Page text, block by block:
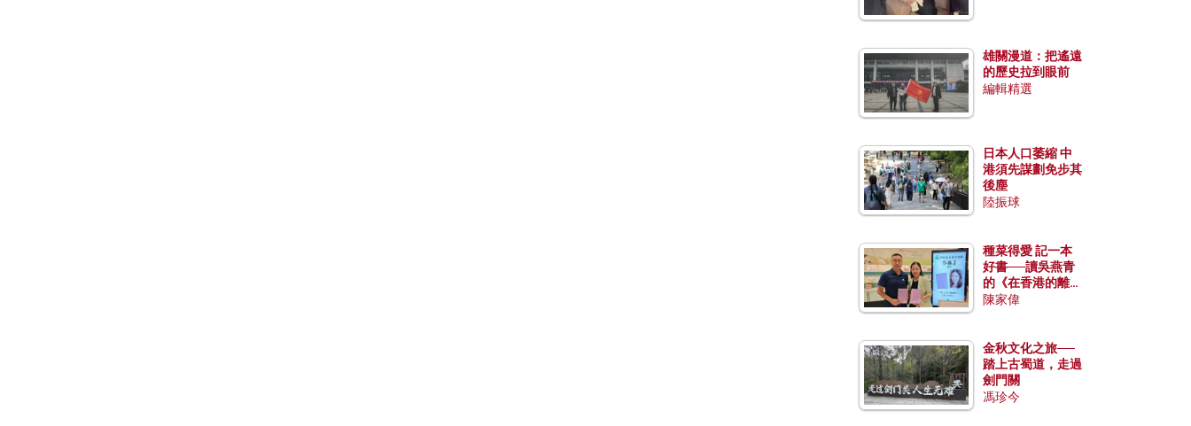
雄關漫道：把遙遠
的歷史拉到眼前
編輯精選
日本人口萎縮 中
港須先謀劃免步其
後塵
陸振球
種菜得愛 記一本
好書──讀吳燕青
的《在香港的離島
種菜》
陳家偉
金秋文化之旅──
踏上古蜀道，走過
劍門關
馮珍今